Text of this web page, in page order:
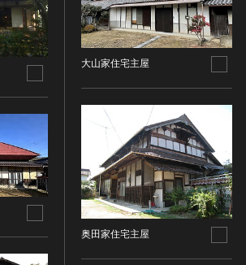
大山家住宅主屋
奥田家住宅主屋
島]
島]
島]
国 [朝鮮半島]
三国 [朝鮮半島]
]
]
]
石版画）
ーン
財
措置を講ずべき無形文化財
文化財
文化財
措置を講ずべき無形の民俗文化財
選択
示—継承）
表示—改変禁止）
示—非営利）
（表示—非営利—継承）
（表示—非営利—改変禁止）
（著作権あり）
検索する
入力情報をクリア